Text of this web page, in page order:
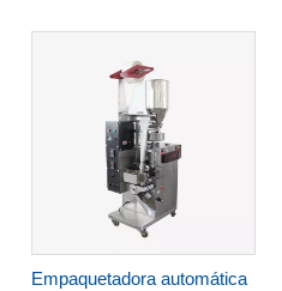
Empaquetadora automática